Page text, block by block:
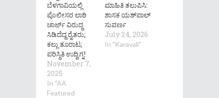
ಬೆಳಗಾವಿಯಲ್ಲಿ
ಪೊಲೀಸರ ಲಾಠಿ
ಚಾರ್ಜ್ ವಿರುದ್ಧ
ಸಿಡಿದೆದ್ದ ರೈತರು;
ಕಲ್ಲು ತೂರಾಟ;
ಪರಿಸ್ಥಿತಿ ಉದ್ವಿಗ್ನ!
November 7,
2025
In "AA
Featured
ಮಾಹಿತಿ ತಲುಪಿಸಿ:
ಶಾಸಕ ಯಶ್‌ಪಾಲ್
ಸುವರ್ಣ
July 24, 2026
In "Karavali"